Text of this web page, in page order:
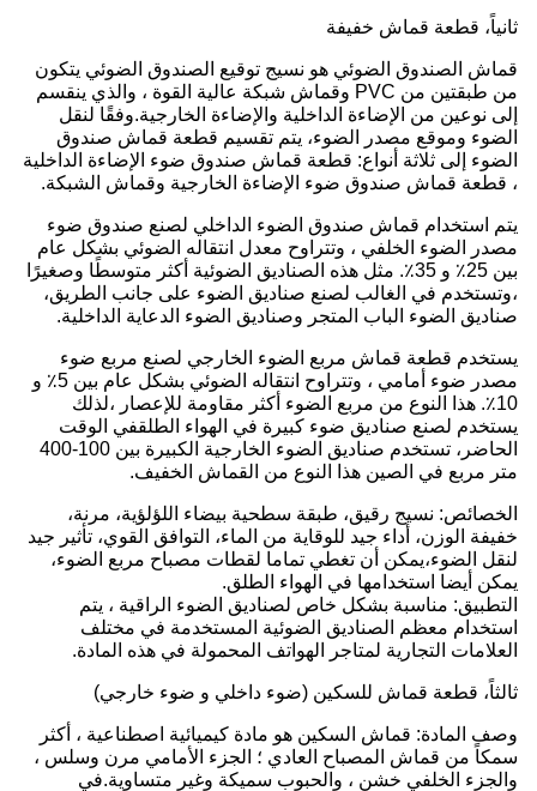
ثانياً، قطعة قماش خفيفة
قماش الصندوق الضوئي هو نسيج توقيع الصندوق الضوئي يتكون
من طبقتين من PVC وقماش شبكة عالية القوة ، والذي ينقسم
إلى نوعين من الإضاءة الداخلية والإضاءة الخارجية.وفقًا لنقل
الضوء وموقع مصدر الضوء، يتم تقسيم قطعة قماش صندوق
الضوء إلى ثلاثة أنواع: قطعة قماش صندوق ضوء الإضاءة الداخلية
، قطعة قماش صندوق ضوء الإضاءة الخارجية وقماش الشبكة.
يتم استخدام قماش صندوق الضوء الداخلي لصنع صندوق ضوء
مصدر الضوء الخلفي ، وتتراوح معدل انتقاله الضوئي بشكل عام
بين 25٪ و 35٪. مثل هذه الصناديق الضوئية أكثر متوسطًا وصغيرًا
،وتستخدم في الغالب لصنع صناديق الضوء على جانب الطريق،
صناديق الضوء الباب المتجر وصناديق الضوء الدعاية الداخلية.
يستخدم قطعة قماش مربع الضوء الخارجي لصنع مربع ضوء
مصدر ضوء أمامي ، وتتراوح انتقاله الضوئي بشكل عام بين 5٪ و
10٪. هذا النوع من مربع الضوء أكثر مقاومة للإعصار ،لذلك
يستخدم لصنع صناديق ضوء كبيرة في الهواء الطلقفي الوقت
الحاضر، تستخدم صناديق الضوء الخارجية الكبيرة بين 100-400
متر مربع في الصين هذا النوع من القماش الخفيف.
الخصائص: نسيج رقيق، طبقة سطحية بيضاء اللؤلؤية، مرنة،
خفيفة الوزن، أداء جيد للوقاية من الماء، التوافق القوي، تأثير جيد
لنقل الضوء،يمكن أن تغطي تماما لقطات مصباح مربع الضوء،
يمكن أيضا استخدامها في الهواء الطلق.
التطبيق: مناسبة بشكل خاص لصناديق الضوء الراقية ، يتم
استخدام معظم الصناديق الضوئية المستخدمة في مختلف
العلامات التجارية لمتاجر الهواتف المحمولة في هذه المادة.
ثالثاً، قطعة قماش للسكين (ضوء داخلي و ضوء خارجي)
وصف المادة: قماش السكين هو مادة كيميائية اصطناعية ، أكثر
سمكاً من قماش المصباح العادي ؛ الجزء الأمامي مرن وسلس ،
والجزء الخلفي خشن ، والحبوب سميكة وغير متساوية.في